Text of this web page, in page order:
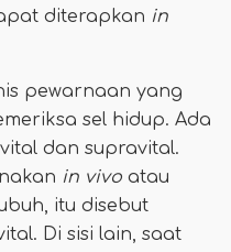
diterapkan in
pewarnaan yang
sel hidup. Ada
dan supravital.
in vivo atau
itu disebut
Di sisi lain, saat